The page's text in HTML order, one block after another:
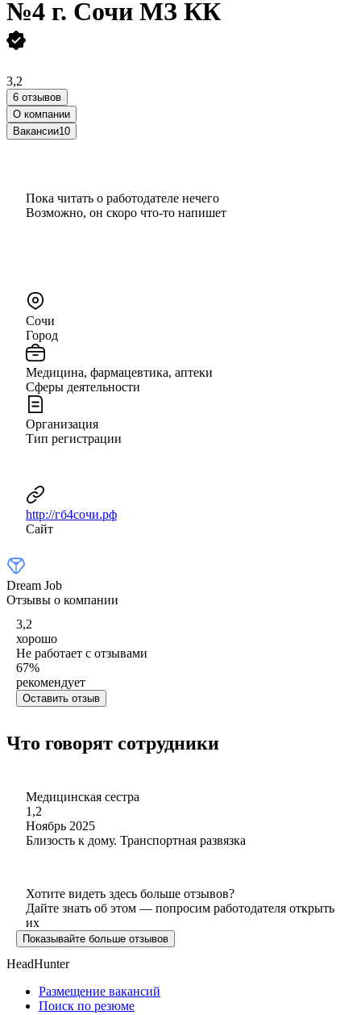
№4 г. Сочи МЗ КК
3,2
6 отзывов
О компании
Вакансии10
Пока читать о работодателе нечего
Возможно, он скоро что‑то напишет
Сочи
Город
Медицина, фармацевтика, аптеки
Сферы деятельности
Организация
Тип регистрации
http://гб4сочи.рф
Сайт
Dream Job
Отзывы о компании
3,2
хорошо
Не работает с отзывами
67%
рекомендует
Оставить отзыв
Что говорят сотрудники
Медицинская сестра
1,2
Ноябрь 2025
Близость к дому. Транспортная развязка
Хотите видеть здесь больше отзывов?
Дайте знать об этом — попросим работодателя открыть
их
Показывайте больше отзывов
HeadHunter
Размещение вакансий
Поиск по резюме